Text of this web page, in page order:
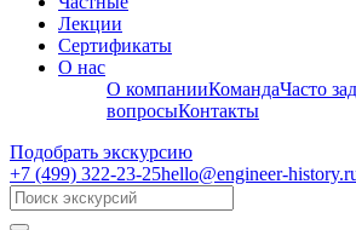
Лекции
Сертификаты
О нас
О компанииКомандаЧасто
вопросыКонтакты
Подобрать экскурсию
+7 (499) 322-23-25hello@engineer-